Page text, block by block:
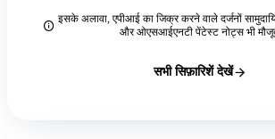
इसके अलावा, एपीआई का जिक्र करने वाले दर्जनों
और ओएसआईएनटी पेंटेस्ट नोट्स भी
सभी सिफ़ारिशें देखें